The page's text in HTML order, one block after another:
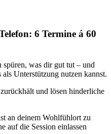
6 Termine á 60
was dir gut tut – und
Unterstützung nutzen kannst.
und lösen hinderliche
an deinem Wohlfühlort zu
auf die Session einlassen